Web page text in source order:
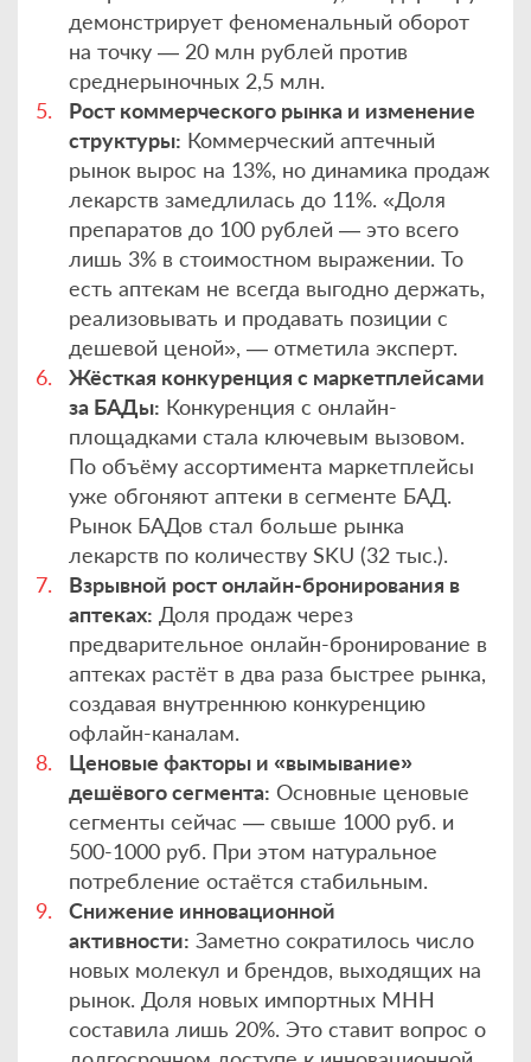
демонстрирует феноменальный оборот
на точку — 20 млн рублей против
среднерыночных 2,5 млн.
Рост коммерческого рынка и изменение
структуры: Коммерческий аптечный
рынок вырос на 13%, но динамика продаж
лекарств замедлилась до 11%. «Доля
препаратов до 100 рублей — это всего
лишь 3% в стоимостном выражении. То
есть аптекам не всегда выгодно держать,
реализовывать и продавать позиции с
дешевой ценой», — отметила эксперт.
Жёсткая конкуренция с маркетплейсами
за БАДы: Конкуренция с онлайн-
площадками стала ключевым вызовом.
По объёму ассортимента маркетплейсы
уже обгоняют аптеки в сегменте БАД.
Рынок БАДов стал больше рынка
лекарств по количеству SKU (32 тыс.).
Взрывной рост онлайн-бронирования в
аптеках: Доля продаж через
предварительное онлайн-бронирование в
аптеках растёт в два раза быстрее рынка,
создавая внутреннюю конкуренцию
офлайн-каналам.
Ценовые факторы и «вымывание»
дешёвого сегмента: Основные ценовые
сегменты сейчас — свыше 1000 руб. и
500-1000 руб. При этом натуральное
потребление остаётся стабильным.
Снижение инновационной
активности: Заметно сократилось число
новых молекул и брендов, выходящих на
рынок. Доля новых импортных МНН
составила лишь 20%. Это ставит вопрос о